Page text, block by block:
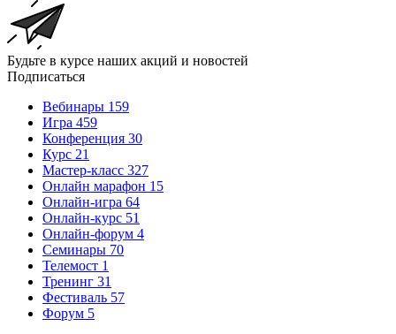
Будьте в курсе наших акций и новостей
Подписаться
Вебинары 159
Игра 459
Конференция 30
Курс 21
Мастер-класс 327
Онлайн марафон 15
Онлайн-игра 64
Онлайн-курс 51
Онлайн-форум 4
Семинары 70
Телемост 1
Тренинг 31
Фестиваль 57
Форум 5